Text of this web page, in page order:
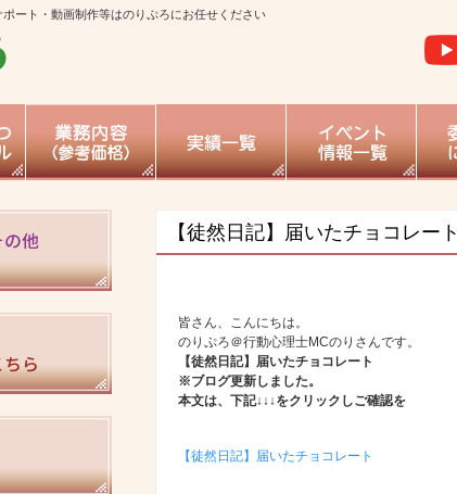
ート・動画制作等はのりぷろにお任せください
【徒然日記】届いたチョコレート
皆さん、こんにちは。
のりぷろ＠行動心理士MCのりさんです。
【徒然日記】届いたチョコレート
※ブログ更新しました。
本文は、下記↓↓↓をクリックしご確認を
【徒然日記】届いたチョコレート